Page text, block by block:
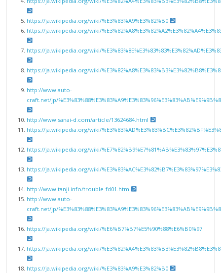
https://ja.wikipedia.org/wiki/%E3%83%A9%E3%82%B0
https://ja.wikipedia.org/wiki/
https://ja.wikipedia.org/wiki/
https://ja.wikipedia.org/wiki/
http://www.auto-
craft.net/jp/
http://www.sanai-d.com/article/13624684.html
https://ja.wikipedia.org/wiki/
https://ja.wikipedia.org/wiki/
https://ja.wikipedia.org/wiki/
http://www.tanji.info/trouble-fd01.htm
http://www.auto-
craft.net/jp/
https://ja.wikipedia.org/wiki/%E6%B7%B7%E5%90%88%E6%B0%97
https://ja.wikipedia.org/wiki/
https://ja.wikipedia.org/wiki/%E3%83%A9%E3%82%B0